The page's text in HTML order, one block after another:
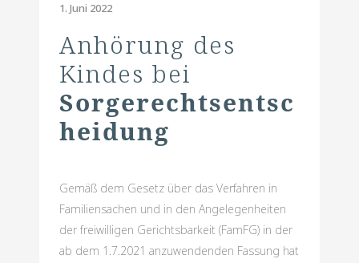
1. Juni 2022
Anhörung des
Kindes bei
Sorgerechtsentsc
heidung
Gemäß dem Gesetz über das Verfahren in
Familiensachen und in den Angelegenheiten
der freiwilligen Gerichtsbarkeit (FamFG) in der
ab dem 1.7.2021 anzuwendenden Fassung hat